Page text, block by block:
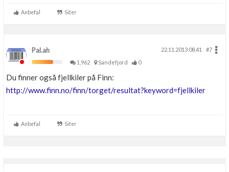
Anbefal Siter
Pal.ah 22.11.2013 08.41
#7
1,962
Sandefjord 0
Du finner også fjellkiler på Finn:
http://www.finn.no/finn/torget/resultat?keyword=fjellkiler
Anbefal Siter